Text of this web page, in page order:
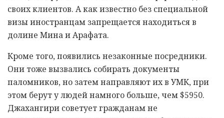
своих клиентов. А как известно без специальной
визы иностранцам запрещается находиться в
долине Мина и Арафата.
Кроме того, появились незаконные посредники.
Они тоже вызвались собирать документы
паломников, но затем направляют их в УМК, при
этом берут у людей намного больше, чем $5950.
Джахангири советует гражданам не